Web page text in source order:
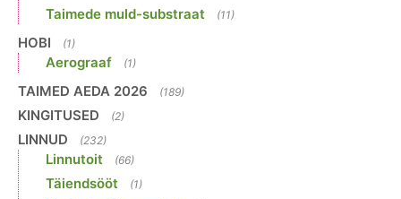
Taimede muld-substraat (11)
HOBI (1)
Aerograaf (1)
TAIMED AEDA 2026 (189)
KINGITUSED (2)
LINNUD (232)
Linnutoit (66)
Täiendsööt (1)